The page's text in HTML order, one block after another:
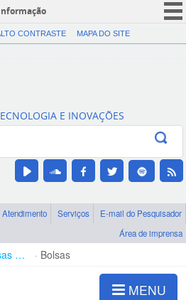
CORONAVÍRUS (COVID-19)
Canais
CONTRASTE MAPA DO SITE
E INOVAÇÕES
Serviços
E-mail do Pesquisador
Área de imprensa
Bolsas e Auxílios Vigentes Bolsas
MENU